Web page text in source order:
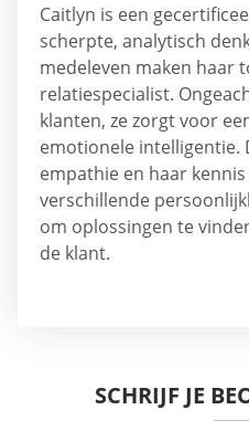
Caitlyn is een
scherpte, analytisch
medeleven maken haar
relatiespecialist.
klanten, ze zorgt voor
emotionele intelligentie.
empathie en haar
verschillende
om oplossingen te
de klant.
SCHRIJF JE